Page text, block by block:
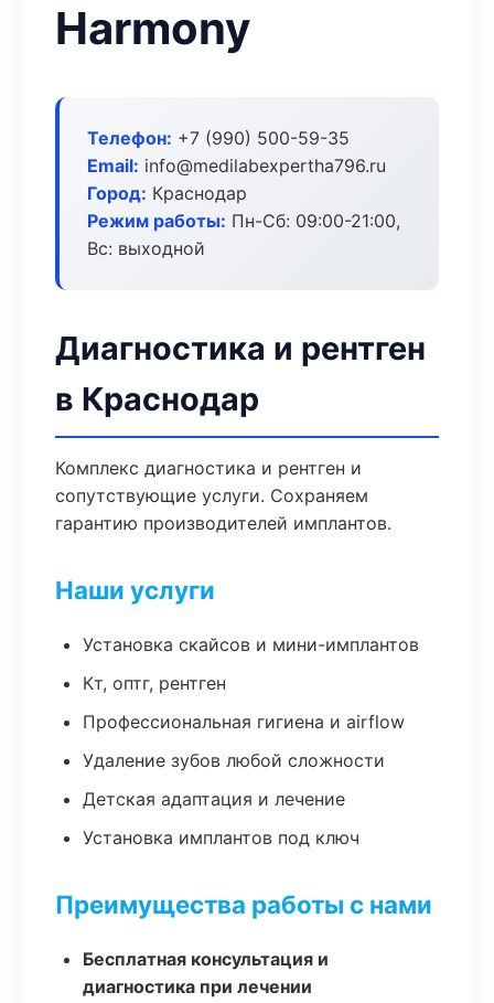
Harmony
Телефон: +7 (990) 500-59-35
Email: info@medilabexpertha796.ru
Город: Краснодар
Режим работы: Пн-Сб: 09:00-21:00,
Вс: выходной
Диагностика и рентген
в Краснодар
Комплекс диагностика и рентген и
сопутствующие услуги. Сохраняем
гарантию производителей имплантов.
Наши услуги
Установка скайсов и мини-имплантов
Кт, оптг, рентген
Профессиональная гигиена и airflow
Удаление зубов любой сложности
Детская адаптация и лечение
Установка имплантов под ключ
Преимущества работы с нами
Бесплатная консультация и
диагностика при лечении